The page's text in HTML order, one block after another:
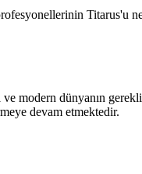
Titarus'u
modern dünyanın
devam etmektedir.